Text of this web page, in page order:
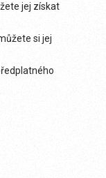
jej získat
si jej